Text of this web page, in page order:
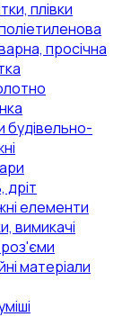
плівки
просічна
будівельно-
дріт
елементи
вимикачі
матеріали